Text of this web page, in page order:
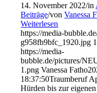
14. November 2022/in
Beiträge/vonVanessa
Weiterlesen
https://media-
g958fb9bfc_1920.jpg
https://media-
bubble.de/pictures/
1.png Vanessa Fatho
18:37:50Traumberuf
Hürden bis zur